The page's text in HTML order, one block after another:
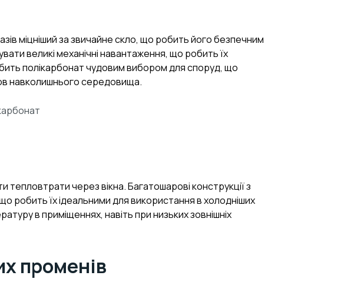
міцніший за звичайне скло, що робить його безпечним
великі механічні навантаження, що робить їх
полікарбонат чудовим вибором для споруд, що
навколишнього середовища.
через вікна. Багатошарові конструкції з
робить їх ідеальними для використання в холодніших
в приміщеннях, навіть при низьких зовнішніх
променів